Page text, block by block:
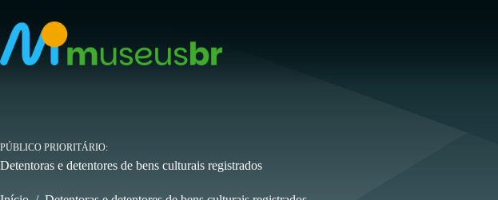
para
conteúdo
PÚBLICO PRIORITÁRIO
Detentoras e detentores de bens culturais registrados